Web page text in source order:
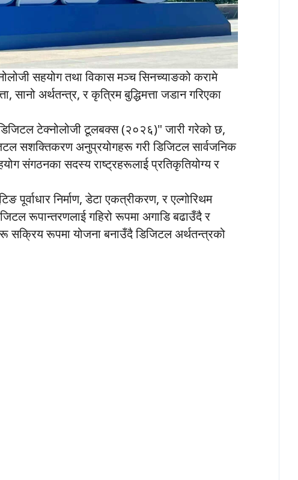
सहयोग तथा विकास मञ्च सिनच्याङको करामे
अर्थतन्त्र, र कृत्रिम बुद्धिमत्ता जडान गरिएका
टेक्नोलोजी टूलबक्स (२०२६)" जारी गरेको छ,
सशक्तिकरण अनुप्रयोगहरू गरी डिजिटल सार्वजनिक
संगठनका सदस्य राष्ट्रहरूलाई प्रतिकृतियोग्य र
पूर्वाधार निर्माण, डेटा एकत्रीकरण, र एल्गोरिथम
रूपान्तरणलाई गहिरो रूपमा अगाडि बढाउँदै र
सक्रिय रूपमा योजना बनाउँदै डिजिटल अर्थतन्त्रको